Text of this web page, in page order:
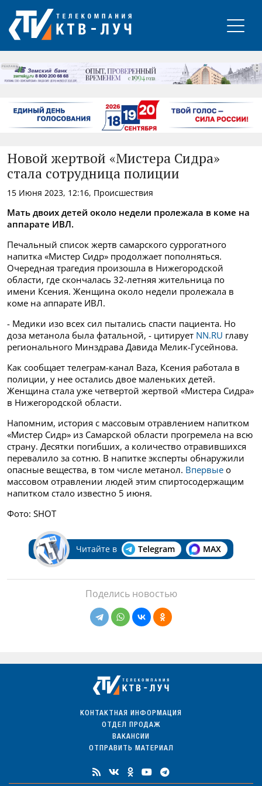
РЕКЛАМА
Новой жертвой «Мистера Сидра»
стала сотрудница полиции
15 Июня 2023, 12:16, Происшествия
Мать двоих детей около недели пролежала в коме на
аппарате ИВЛ.
Печальный список жертв самарского суррогатного
напитка «Мистер Сидр» продолжает пополняться.
Очередная трагедия произошла в Нижегородской
области, где скончалась 32-летняя жительница по
имени Ксения. Женщина около недели пролежала в
коме на аппарате ИВЛ.
- Медики изо всех сил пытались спасти пациента. Но
доза метанола была фатальной, - цитирует NN.RU главу
регионального Минздрава Давида Мелик-Гусейнова.
Как сообщает телеграм-канал Baza, Ксения работала в
полиции, у нее остались двое маленьких детей.
Женщина стала уже четвертой жертвой «Мистера Сидра»
в Нижегородской области.
Напомним, история с массовым отравлением напитком
«Мистер Сидр» из Самарской области прогремела на всю
страну. Десятки погибших, а количество отравившихся
перевалило за сотню. В напитке эксперты обнаружили
опасные вещества, в том числе метанол. Впервые о
массовом отравлении людей этим спиртосодержащим
напитком стало известно 5 июня.
Фото: SHOT
Читайте в Telegram MAX
Поделись новостью
КОНТАКТНАЯ ИНФОРМАЦИЯ
ОТДЕЛ ПРОДАЖ
ВАКАНСИИ
ОТПРАВИТЬ МАТЕРИАЛ